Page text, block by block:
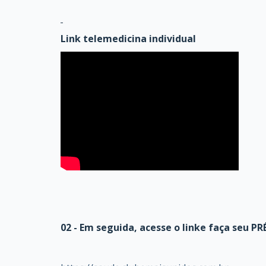
Link telemedicina individual
02 - Em seguida, acesse o linke faça seu